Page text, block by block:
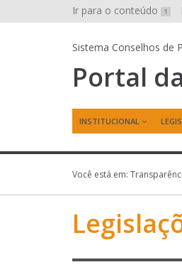
Ir para o conteúdo 1
Sistema Conselhos de
Portal
INSTITUCIONAL
Você está em: